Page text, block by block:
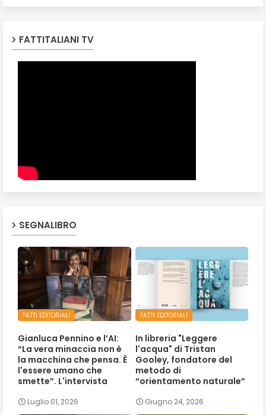
FATTITALIANI TV
SEGNALIBRO
FATTI EDITORIALI
Gianluca Pennino e l’AI:
“La vera minaccia non è
la macchina che pensa. È
l'essere umano che
smette”. L'intervista
Luglio 01, 2026
FATTI EDITORIALI
In libreria "Leggere
l'acqua" di Tristan
Gooley, fondatore del
metodo di
“orientamento naturale”
Giugno 24, 2026